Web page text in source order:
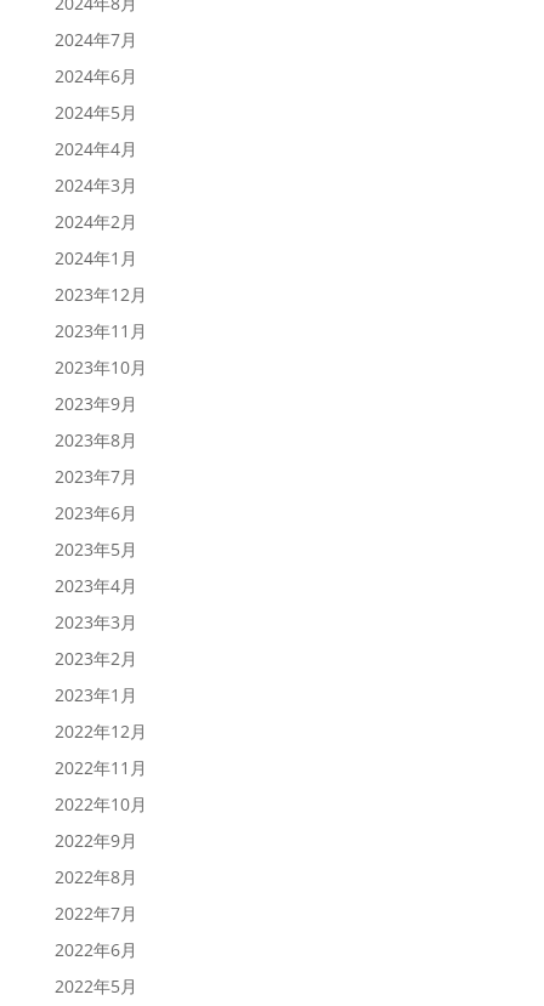
2024年7月
2024年6月
2024年5月
2024年4月
2024年3月
2024年2月
2024年1月
2023年12月
2023年11月
2023年10月
2023年9月
2023年8月
2023年7月
2023年6月
2023年5月
2023年4月
2023年3月
2023年2月
2023年1月
2022年12月
2022年11月
2022年10月
2022年9月
2022年8月
2022年7月
2022年6月
2022年5月